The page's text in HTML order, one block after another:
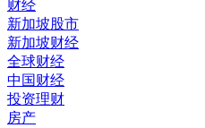
财经
新加坡股市
新加坡财经
全球财经
中国财经
投资理财
房产